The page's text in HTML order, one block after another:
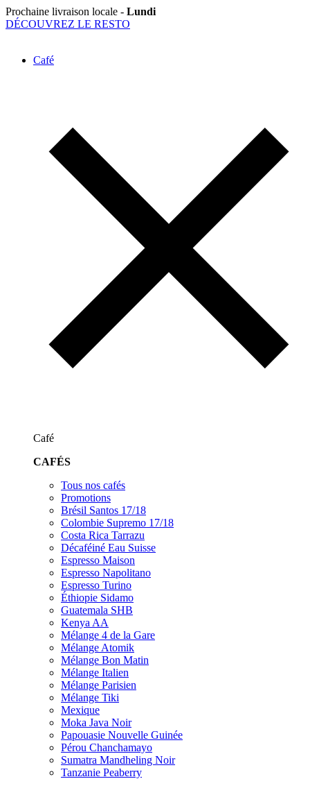
Prochaine livraison locale - Lundi
DÉCOUVREZ LE RESTO
Café
Café
CAFÉS
Tous nos cafés
Promotions
Brésil Santos 17/18
Colombie Supremo 17/18
Costa Rica Tarrazu
Décaféiné Eau Suisse
Espresso Maison
Espresso Napolitano
Espresso Turino
Éthiopie Sidamo
Guatemala SHB
Kenya AA
Mélange 4 de la Gare
Mélange Atomik
Mélange Bon Matin
Mélange Italien
Mélange Parisien
Mélange Tiki
Mexique
Moka Java Noir
Papouasie Nouvelle Guinée
Pérou Chanchamayo
Sumatra Mandheling Noir
Tanzanie Peaberry